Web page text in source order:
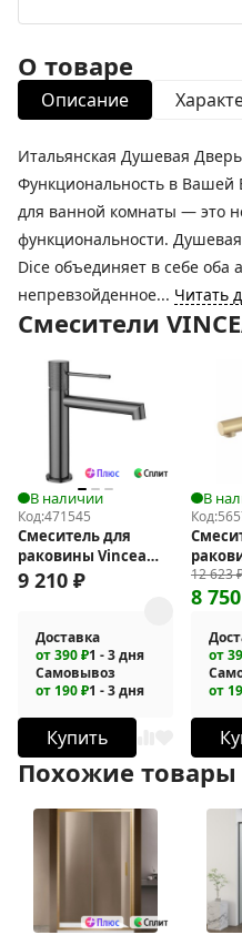
О товаре
Описание
Итальянская Душевая
Функциональность в Вашей
для ванной комнаты — это
функциональности.
Dice объединяет в себе оба
непревзойденное... Читать
Смесители
В наличии
Код:471545
Смеситель для
раковины Vincea
Desire VBF-1D1GM
9 210 ₽
Доставка
от 390 ₽1 - 3 дня
Самовывоз
от 190 ₽1 - 3 дня
Купить
В
Код:
Groove
12 623
8 750
от
от
Похожие товары